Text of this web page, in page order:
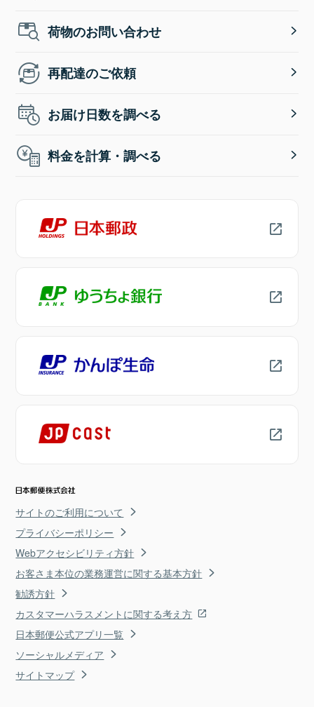
荷物のお問い合わせ
再配達のご依頼
お届け日数を調べる
料金を計算・調べる
サイトのご利用について
プライバシーポリシー
Webアクセシビリティ方針
お客さま本位の業務運営に関する基本方針
勧誘方針
カスタマーハラスメントに関する考え方
日本郵便公式アプリ一覧
ソーシャルメディア
サイトマップ